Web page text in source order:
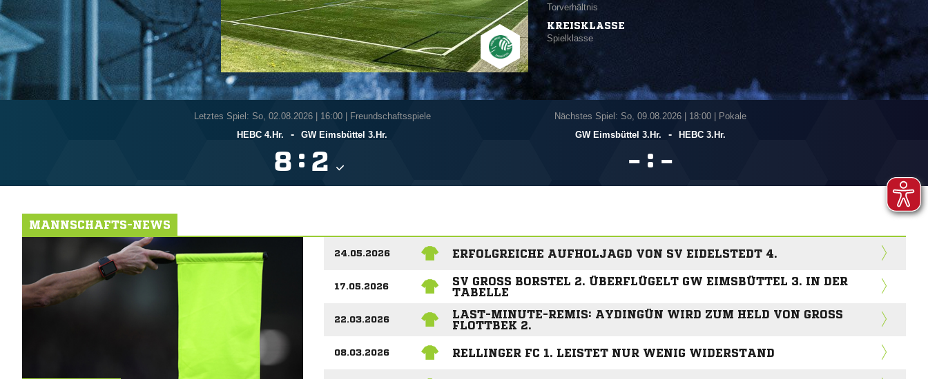
Torverhältnis
KREISKLASSE
Spielklasse
Letztes Spiel: So, 02.08.2026| 16:00 | Freundschaftsspiele
HEBC 4.Hr.
- GW Eimsbüttel 3.Hr.
 : 
Nächstes Spiel: So, 09.08.2026
18:00 | Pokale
GW Eimsbüttel 3.Hr.
- HEBC 3.Hr.
 : 
MANNSCHAFTS-NEWS
24.05.2026 ERFOLGREICHE AUFHOLJAGD VON SV EIDELSTEDT 4.
17.05.2026
SV GROSS BORSTEL 2. ÜBERFLÜGELT GW EIMSBÜTTEL 3. IN DER T
ABELLE
22.03.2026
LAST-MINUTE-REMIS: AYDINGÜN WIRD ZUM HELD VON GROSS F
LOTTBEK 2.
08.03.2026 RELLINGER FC 1. LEISTET NUR WENIG WIDERSTAND